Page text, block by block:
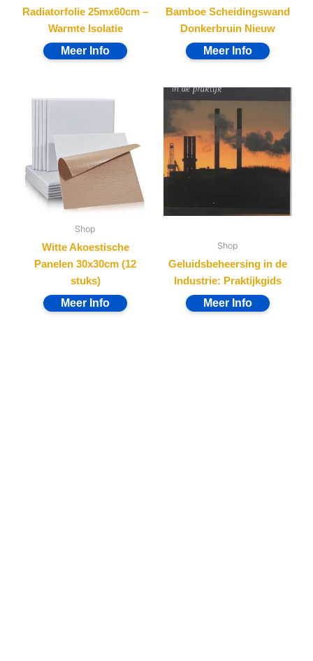
Radiatorfolie 25mx60cm –
Warmte Isolatie
Bamboe Scheidingswand
Donkerbruin Nieuw
Shop
Witte Akoestische
Panelen 30x30cm (12
stuks)
Shop
Geluidsbeheersing in de
Industrie: Praktijkgids